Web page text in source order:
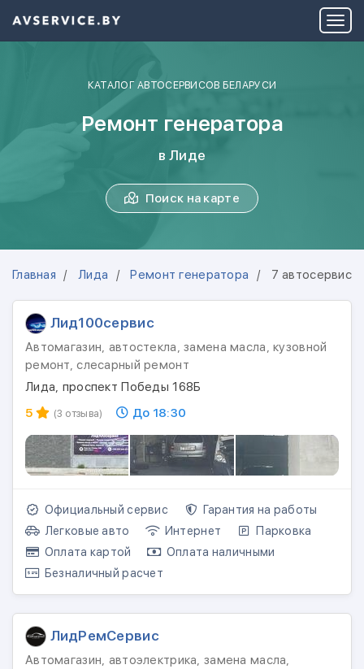
КАТАЛОГ АВТОСЕРВИСОВ БЕЛАРУСИ
Ремонт генератора
в Лиде
Поиск на карте
Главная Лида Ремонт генератора 7
Лид100сервис
Автомагазин, автостекла, замена масла, кузовной
ремонт, слесарный ремонт
Лида, проспект Победы 168Б
5
(3 отзыва) До 18:30
Официальный сервис
Гарантия на работы
Легковые авто
Интернет
Парковка
Оплата картой
Оплата наличными
Безналичный расчет
ЛидРемСервис
Автомагазин, автоэлектрика, замена масла,